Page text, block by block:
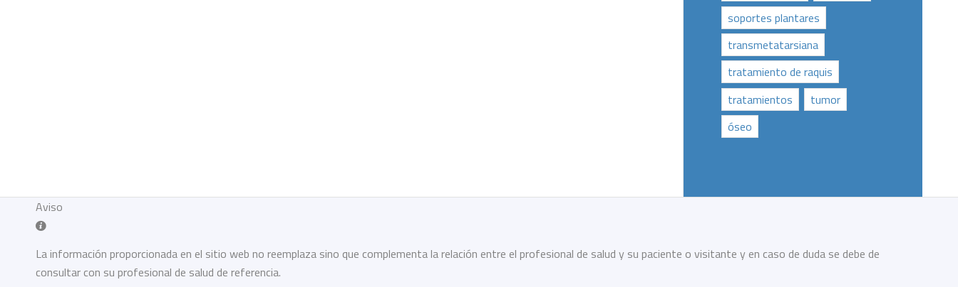
soportes plantares
transmetatarsiana
tratamiento de raquis
tratamientos
tumor
óseo
Aviso
La información proporcionada en el sitio web no reemplaza sino que complementa la relación entre el profesional de salud y su paciente o visitante y en caso de duda se debe de
consultar con su profesional de salud de referencia.